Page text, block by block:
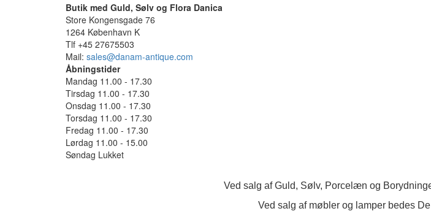
Butik med Guld, Sølv og Flora Danica
Store Kongensgade 76
1264 København K
Tlf +45 27675503
Mail: sales@danam-antique.com
Åbningstider
Mandag 11.00 - 17.30
Tirsdag 11.00 - 17.30
Onsdag 11.00 - 17.30
Torsdag 11.00 - 17.30
Fredag 11.00 - 17.30
Lørdag 11.00 - 15.00
Søndag Lukket
Ved salg af Guld, Sølv, Porcelæn og
Ved salg af møbler og lamper bedes